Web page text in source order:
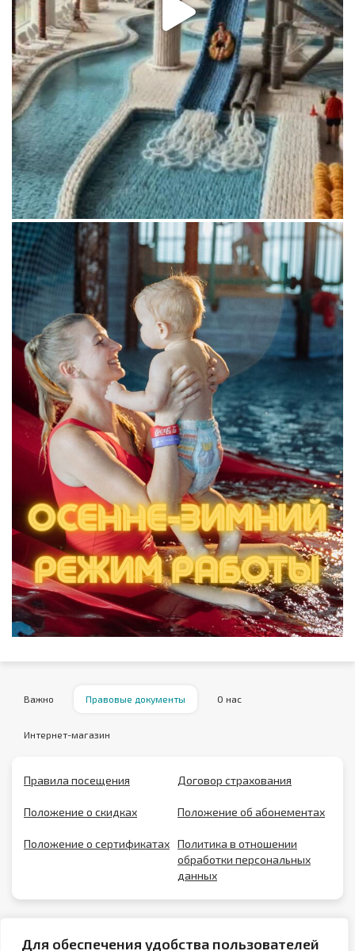
Для обеспечения удобства пользователей
Важно Правовые документы О нас
Интернет-магазин
Правила посещения Договор страхования
Положение о скидках Положение об абонементах
Положение о сертификатах Политика в отношении
обработки персональных
данных